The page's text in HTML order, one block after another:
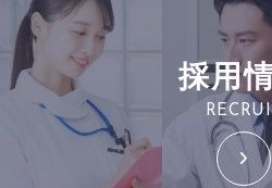
採用